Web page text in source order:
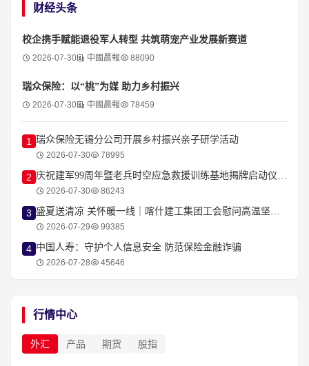
财经头条
校企携手赋能退役军人转型 共筑萌宠产业发展新赛道
2026-07-30 中國晨報 88090
瑞众保险：以“桃”为媒 助力乡村振兴
2026-07-30 中國晨報 78459
1 瑞众保险无锡分公司开展乡村振兴亲子研学活动
2026-07-30 78995
2 庆祝建军99周年暨老兵时空应急救援训练基地揭牌启动仪式在杭隆重举行
2026-07-30 86243
3 盛夏送清凉 关怀暖一线｜喀什建工集团工会慰问高温坚守建设者
2026-07-29 99385
4 中国人寿：守护个人信息安全 防范保险金融诈骗
2026-07-28 45646
行情中心
外汇 产品 期货 股指